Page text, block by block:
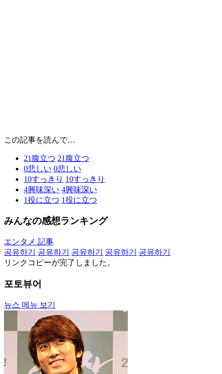
この記事を読んで…
21 腹立つ 21 腹立つ
0悲しい 0悲しい
10すっきり 10すっきり
4興味深い 4興味深い
1役に立つ 1役に立つ
みんなの感想ランキング
エンタメ 記事
공유하기
공유하기 공유하기 공유하기
공유하기
リンクコピーが完了しました。
포토뷰어
뉴스 메뉴 보기